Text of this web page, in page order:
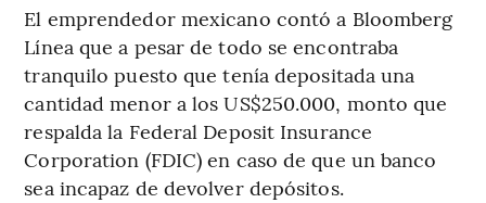
El emprendedor mexicano contó a Bloomberg
Línea que a pesar de todo se encontraba
tranquilo puesto que tenía depositada una
cantidad menor a los US$250.000, monto que
respalda la Federal Deposit Insurance
Corporation (FDIC) en caso de que un banco
sea incapaz de devolver depósitos.